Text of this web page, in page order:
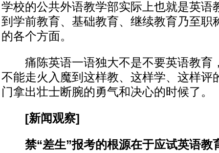
学校的公共外语教学部实际上也就是英语
到学前教育、基础教育、继续教育乃至职
的各个方面。
痛陈英语一语独大不是不要英语教育
不能走火入魔到这样教、这样学、这样评
门拿出壮士断腕的勇气和决心的时候了。
[新闻观察]
禁“差生”报考的根源在于应试英语教